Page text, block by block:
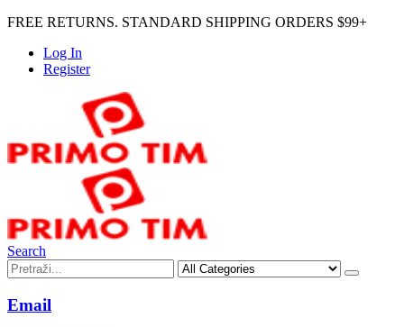
FREE RETURNS. STANDARD SHIPPING ORDERS $99+
Log In
Register
Search
Email